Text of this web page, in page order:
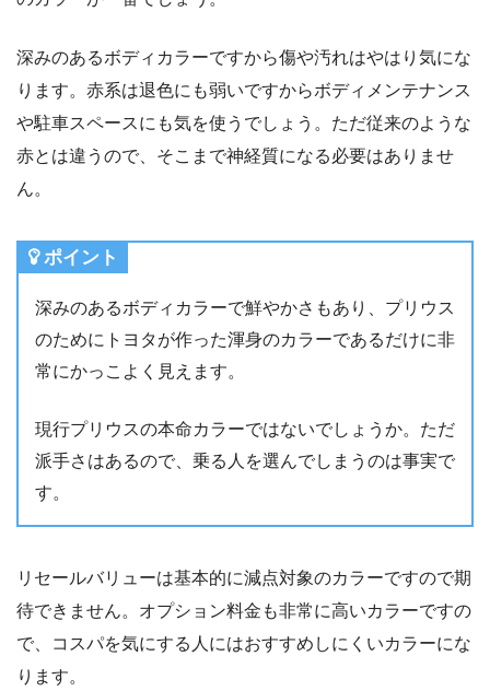
深みのあるボディカラーですから傷や汚れはやはり気にな
ります。赤系は退色にも弱いですからボディメンテナンス
や駐車スペースにも気を使うでしょう。ただ従来のような
赤とは違うので、そこまで神経質になる必要はありませ
ん。
ポイント
深みのあるボディカラーで鮮やかさもあり、プリウス
のためにトヨタが作った渾身のカラーであるだけに非
常にかっこよく見えます。
現行プリウスの本命カラーではないでしょうか。ただ
派手さはあるので、乗る人を選んでしまうのは事実で
す。
リセールバリューは基本的に減点対象のカラーですので期
待できません。オプション料金も非常に高いカラーですの
で、コスパを気にする人にはおすすめしにくいカラーにな
ります。